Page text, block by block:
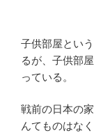
子供部屋とい
るが、子供部
っている。
戦前の日本の
んてものはな